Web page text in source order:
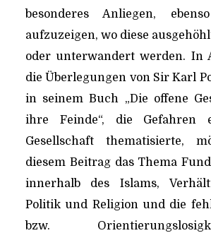
besonderes Anliegen,
aufzuzeigen, wo diese
oder unterwandert werden. In
die Überlegungen von Sir Karl
in seinem Buch „Die offene
ihre Feinde“, die Gefahren
Gesellschaft thematisierte,
diesem Beitrag das Thema
innerhalb des Islams,
Politik und Religion und die
bzw.